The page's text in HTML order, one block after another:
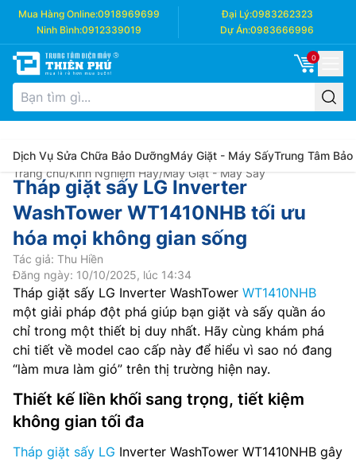
Mua Hàng Online:0918969699 Đại Lý:0983262323
Ninh Bình:0912339019 Dự Án:0983666996
0
Dịch Vụ Sửa Chữa Bảo DưỡngMáy Giặt - Máy SấyTrung Tâm Bảo
Trang chủ/Kinh Nghiệm Hay/Máy Giặt - Máy Sấy
Tháp giặt sấy LG Inverter
WashTower WT1410NHB tối ưu
hóa mọi không gian sống
Tác giả: Thu Hiền
Đăng ngày: 10/10/2025, lúc 14:34
Tháp giặt sấy LG Inverter WashTower WT1410NHB
một giải pháp đột phá giúp bạn giặt và sấy quần áo
chỉ trong một thiết bị duy nhất. Hãy cùng khám phá
chi tiết về model cao cấp này để hiểu vì sao nó đang
“làm mưa làm gió” trên thị trường hiện nay.
Thiết kế liền khối sang trọng, tiết kiệm
không gian tối đa
Tháp giặt sấy LG Inverter WashTower WT1410NHB gây